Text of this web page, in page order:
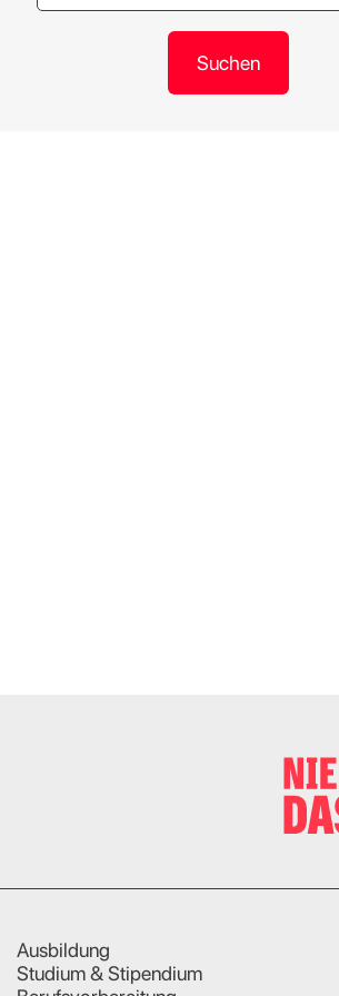
Suchen
Ausbildung
Studium & Stipendium